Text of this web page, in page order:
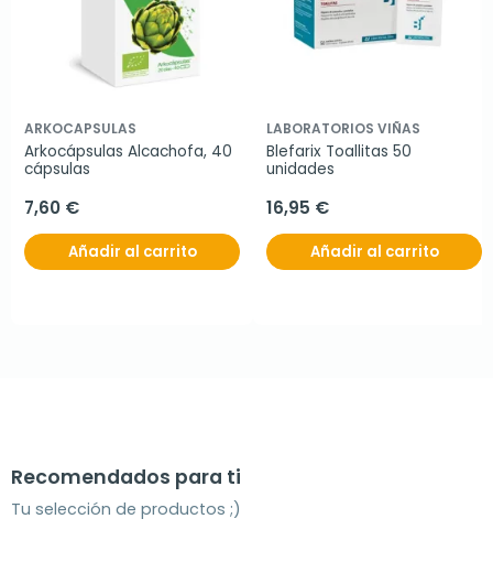
ARKOCAPSULAS
Arkocápsulas Alcachofa, 40
cápsulas
7,60 €
Añadir al carrito
LABORATORIOS VIÑAS
Blefarix Toallitas 50
unidades
16,95 €
Añadir al carrito
Recomendados para ti
Tu selección de productos ;)